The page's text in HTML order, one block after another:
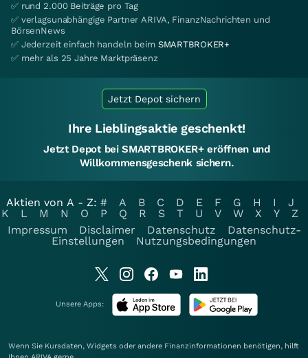
✅ rund 2.000 Beiträge pro Tag
✅ verlagsunabhängige Partner ARIVA, FinanzNachrichten und
BörsenNews
✅ Jederzeit einfach handeln beim SMARTBROKER+
✅ mehr als 25 Jahre Marktpräsenz
Jetzt Depot sichern
Ihre Lieblingsaktie geschenkt!
Jetzt Depot bei SMARTBROKER+ eröffnen und
Willkommensgeschenk sichern.
Aktien von A - Z: # A B C D E F G H I
J
K
L M N O P Q R S T U V W X Y
Z
Impressum
Disclaimer Datenschutz
Datenschutz-
Einstellungen
Nutzungsbedingungen
Unsere Apps:
Wenn Sie Kursdaten, Widgets oder andere Finanzinformationen benötigen, hilft